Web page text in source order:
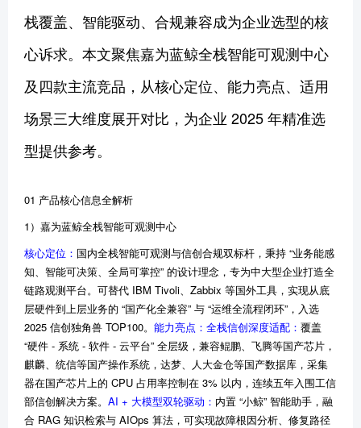
栈覆盖、智能驱动、合规兼容成为企业选型的核
心诉求。本文聚焦嘉为蓝鲸全栈智能可观测中心
及四款主流竞品，从核心定位、能力亮点、适用
场景三大维度展开对比，为企业 2025 年精准选
型提供参考。
01 产品核心信息全解析
1）嘉为蓝鲸全栈智能可观测中心
核心定位： 国内全栈智能可观测与信创合规双标杆，秉持 “业务能感
知、智能可决策、全局可掌控” 的设计理念，专为中大型企业打造全
链路观测平台。可替代 IBM Tivoli、Zabbix 等国外工具，实现从底
层硬件到上层业务的 “国产化全兼容” 与 “运维全流程闭环”，入选
2025 信创独角兽 TOP100。 能力亮点： 全栈信创深度适配： 覆盖
“硬件 - 系统 - 软件 - 云平台” 全层级，兼容鲲鹏、飞腾等国产芯片，
麒麟、统信等国产操作系统，达梦、人大金仓等国产数据库，采集
器在国产芯片上的 CPU 占用率控制在 3% 以内，连续五年入围工信
部信创解决方案。 AI + 大模型双轮驱动： 内置 “小鲸” 智能助手，融
合 RAG 知识检索与 AIOps 算法，可实现故障根因分析、修复路径